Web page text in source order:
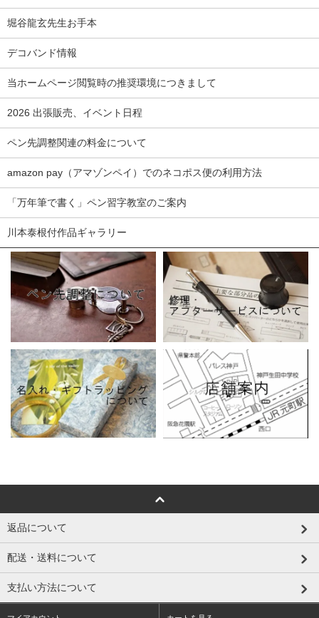
堀谷龍玄先生お手本
デコバンド情報
当ホームページ閲覧時の推奨環境につきまして
2026 出張販売、イベント日程
ペン先調整関連の料金について
amazon pay（アマゾンペイ）でのネコポス便の利用方法
「万年筆で書く」ペン習字教室のご案内
川本泰根付作品ギャラリー
返品について
配送・送料について
支払い方法について